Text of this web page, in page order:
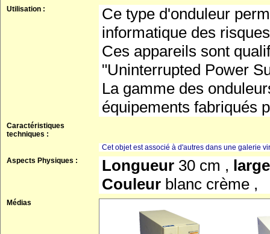
Utilisation :
Ce type d'onduleur
informatique des
Ces appareils sont
"Uninterrupted Power
La gamme des
équipements fabriqués
Caractéristiques
techniques :
Cet objet est associé à d'autres dans une galerie
Aspects Physiques :
Longueur 30 cm ,
Couleur blanc crème ,
Médias